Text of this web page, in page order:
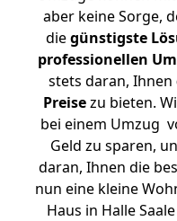
aber keine Sorge,
diegünstigste
professionellen
stets daran, Ihnen
Preisezu bieten.
bei einem Umzug
Geld zu sparen,
daran, Ihnen die
nun eine kleine
Haus in Halle